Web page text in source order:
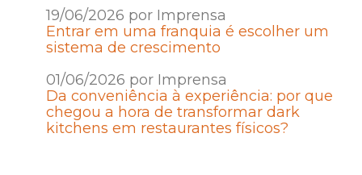
19/06/2026 por Imprensa
Entrar em uma franquia é escolher um
sistema de crescimento
01/06/2026 por Imprensa
Da conveniência à experiência: por que
chegou a hora de transformar dark
kitchens em restaurantes físicos?